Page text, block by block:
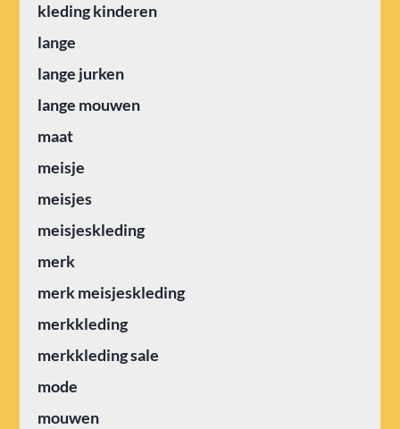
kleding kinderen
lange
lange jurken
lange mouwen
maat
meisje
meisjes
meisjeskleding
merk
merk meisjeskleding
merkkleding
merkkleding sale
mode
mouwen